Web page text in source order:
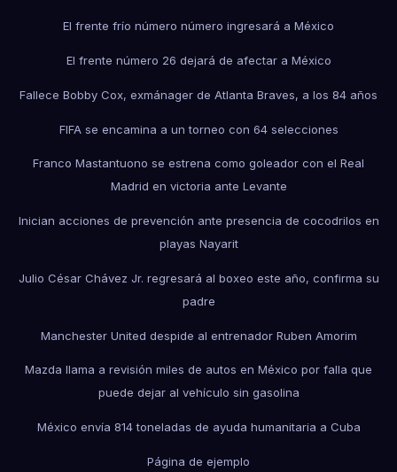
El frente frío número número ingresará a México
El frente número 26 dejará de afectar a México
Fallece Bobby Cox, exmánager de Atlanta Braves, a los 84 años
FIFA se encamina a un torneo con 64 selecciones
Franco Mastantuono se estrena como goleador con el Real
Madrid en victoria ante Levante
Inician acciones de prevención ante presencia de cocodrilos en
playas Nayarit
Julio César Chávez Jr. regresará al boxeo este año, confirma su
padre
Manchester United despide al entrenador Ruben Amorim
Mazda llama a revisión miles de autos en México por falla que
puede dejar al vehículo sin gasolina
México envía 814 toneladas de ayuda humanitaria a Cuba
Página de ejemplo